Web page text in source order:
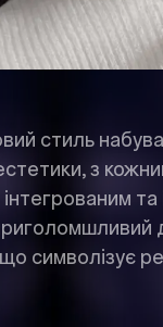
стиль
з
та
що символізує